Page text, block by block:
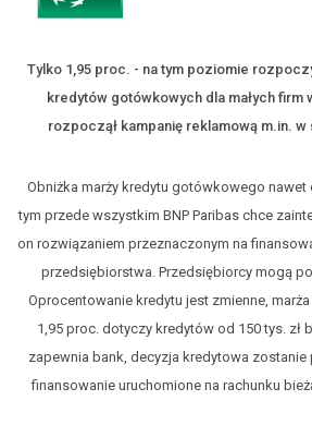
Tylko 1,95 proc. - na tym poziomie
kredytów gotówkowych dla małych firm
rozpoczął kampanię reklamową m.in.
Obniżka marży kredytu gotówkowego
tym przede wszystkim BNP Paribas chce
on rozwiązaniem przeznaczonym na
przedsiębiorstwa. Przedsiębiorcy mogą
Oprocentowanie kredytu jest zmienne,
1,95 proc. dotyczy kredytów od 150 tys. zł
zapewnia bank, decyzja kredytowa zostanie
finansowanie uruchomione na rachunku